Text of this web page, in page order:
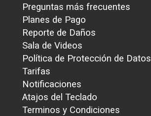
Preguntas más frecuentes
Planes de Pago
Reporte de Daños
Sala de Videos
Política de Protección de Datos
Tarifas
Notificaciones
Atajos del Teclado
Terminos y Condiciones